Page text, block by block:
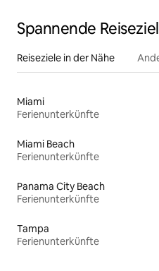
Spannende
Reiseziele in der Nähe
Miami
Ferienunterkünfte
Miami Beach
Ferienunterkünfte
Panama City Beach
Ferienunterkünfte
Tampa
Ferienunterkünfte